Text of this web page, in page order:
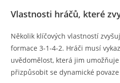
Vlastnosti hráčů, které
Několik klíčových vlastností
formace 3-1-4-2. Hráči musí
uvědomělost, která jim
přizpůsobit se dynamické